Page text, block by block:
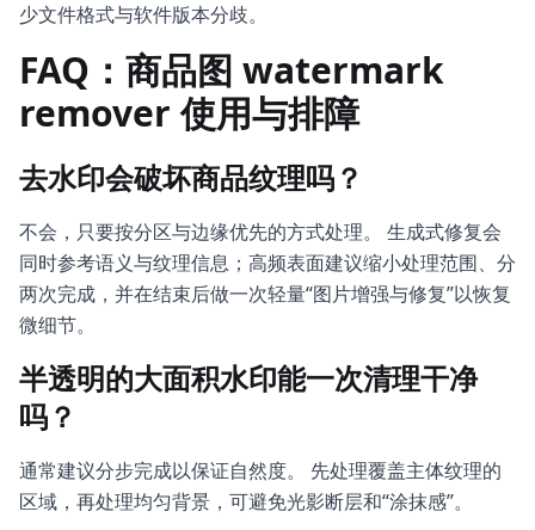
少文件格式与软件版本分歧。
FAQ：商品图 watermark
remover 使用与排障
去水印会破坏商品纹理吗？
不会，只要按分区与边缘优先的方式处理。 生成式修复会
同时参考语义与纹理信息；高频表面建议缩小处理范围、分
两次完成，并在结束后做一次轻量“图片增强与修复”以恢复
微细节。
半透明的大面积水印能一次清理干净
吗？
通常建议分步完成以保证自然度。 先处理覆盖主体纹理的
区域，再处理均匀背景，可避免光影断层和“涂抹感”。